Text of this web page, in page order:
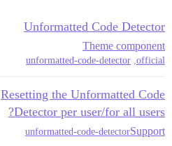
Unformatted Code Detector
Theme component
official
,
unformatted-code-detector
Resetting the Unformatted Code
Detector per user/for all users?
Support
unformatted-code-detector